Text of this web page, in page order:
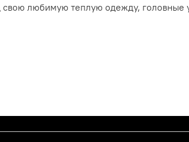
любимую теплую одежду, головные